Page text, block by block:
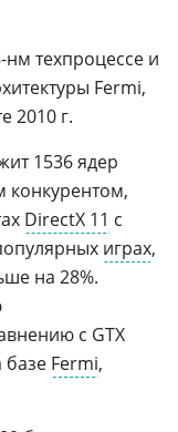
техпроцессе и
Fermi,
2010 г.
1536 ядер
DirectX 11 с
играх,
на 28%.
с GTX
базе Fermi,